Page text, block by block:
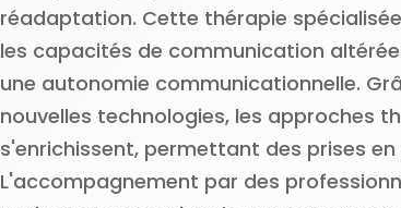
réadaptation. Cette thérapie
les capacités de communication
une autonomie communicationnelle.
nouvelles technologies, les approches
s'enrichissent, permettant des prises
L'accompagnement par des